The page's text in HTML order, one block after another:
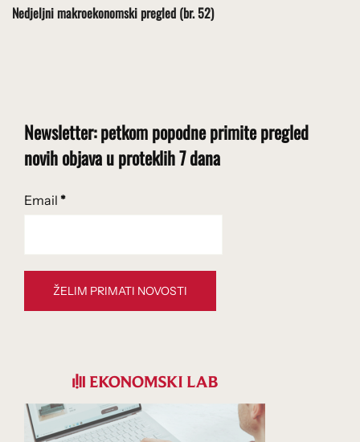
Nedjeljni makroekonomski pregled (br. 52)
Newsletter: petkom popodne primite pregled
novih objava u proteklih 7 dana
Email *